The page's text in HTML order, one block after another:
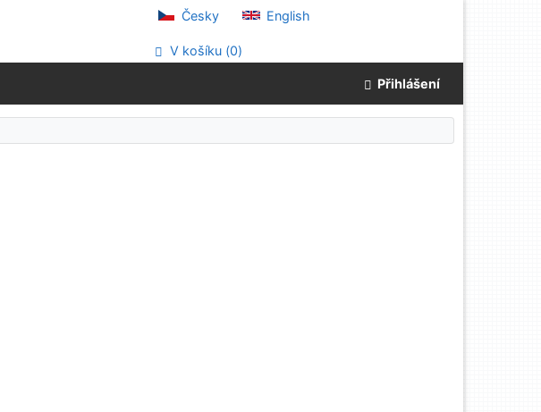
Česky English
V košíku (0)
Přihlášení